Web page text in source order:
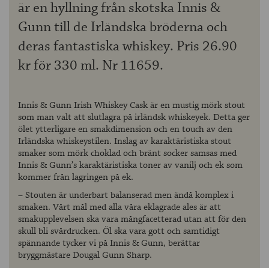
är en hyllning från skotska Innis &
Gunn till de Irländska bröderna och
deras fantastiska whiskey. Pris 26.90
kr för 330 ml. Nr 11659.
Innis & Gunn Irish Whiskey Cask är en mustig mörk stout
som man valt att slutlagra på irländsk whiskeyek. Detta ger
ölet ytterligare en smakdimension och en touch av den
Irländska whiskeystilen. Inslag av karaktäristiska stout
smaker som mörk choklad och bränt socker samsas med
Innis & Gunn’s karaktäristiska toner av vanilj och ek som
kommer från lagringen på ek.
– Stouten är underbart balanserad men ändå komplex i
smaken. Vårt mål med alla våra eklagrade ales är att
smakupplevelsen ska vara mångfacetterad utan att för den
skull bli svårdrucken. Öl ska vara gott och samtidigt
spännande tycker vi på Innis & Gunn, berättar
bryggmästare Dougal Gunn Sharp.